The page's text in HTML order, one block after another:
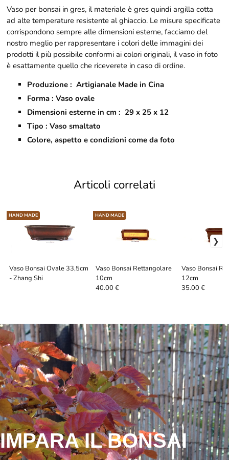
Vaso per bonsai in gres, il materiale è gres quindi argilla cotta
ad alte temperature resistente al ghiaccio. Le misure specificate
corrispondono sempre alle dimensioni esterne, facciamo del
nostro meglio per rappresentare i colori delle immagini dei
prodotti il più possibile conformi ai colori originali, il vaso in foto
è esattamente quello che riceverete in caso di ordine.
Produzione : Artigianale Made in Cina
Forma : Vaso ovale
Dimensioni esterne in cm : 29 x 25 x 12
Tipo : Vaso smaltato
Colore, aspetto e condizioni come da foto
Articoli correlati
Vaso Bonsai Ovale 33,5cm
- Zhang Shi
HAND MADE
Vaso Bonsai Rettangolare
10cm
HAND MADE
40.00 €
Vaso Bonsai
12cm
35.00 €
IMPARA IL BONSAI